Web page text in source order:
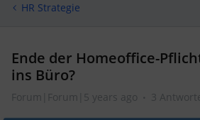
HR Strategie
Ende der Homeoffice-
ins Büro?
Forum|Forum|5 years ago 3